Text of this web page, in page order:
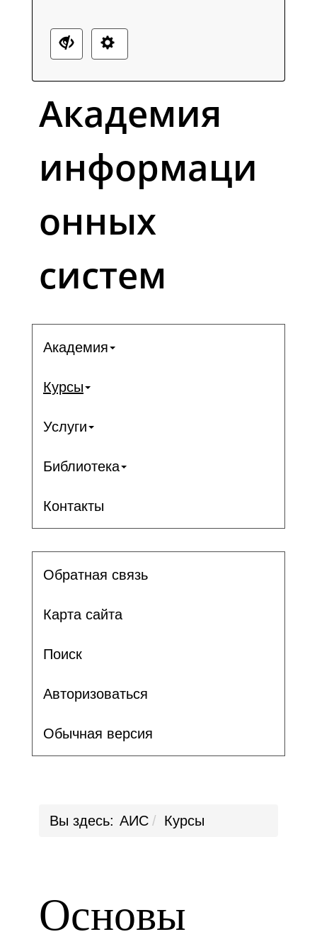
Академия
информаци
онных
систем
Академия
Курсы
Услуги
Библиотека
Контакты
Обратная связь
Карта сайта
Поиск
Авторизоваться
Обычная версия
Вы здесь: АИС Курсы
Основы